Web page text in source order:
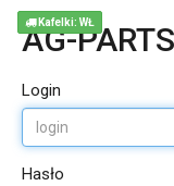
AG-PARTS
Login
Hasło
Kafelki: WŁ